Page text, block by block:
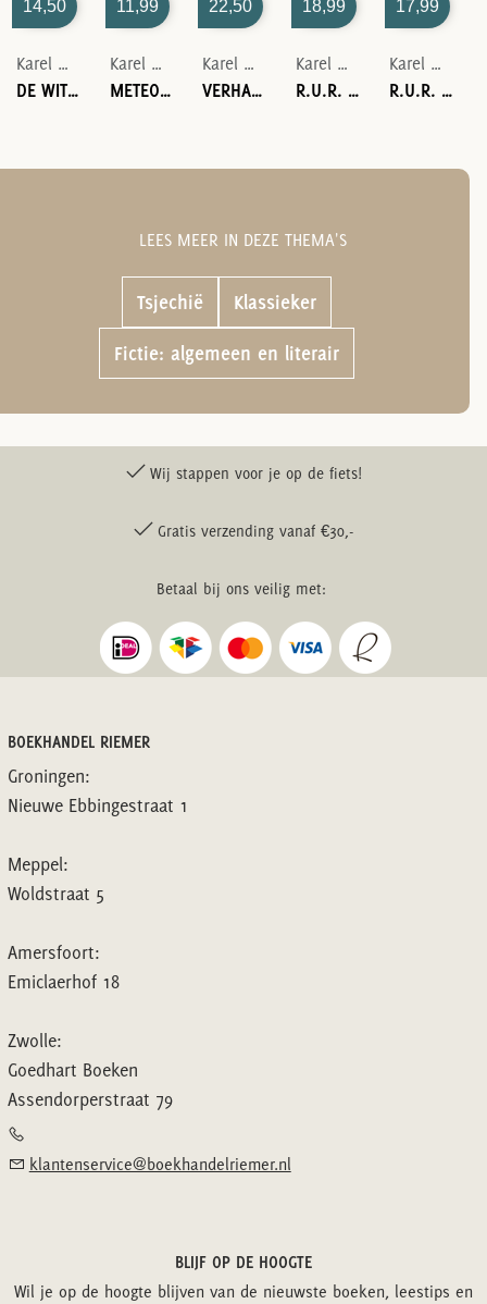
14,50
Karel Čapek
DE WITTE ZIEKTE
11,99
Karel Čapek
METEOOR
22,50
Karel Čapek
VERHALEN UIT DE LINKER- EN DE RECHTERZAK, PLUS 1
18,99
Karel Čapek
R.U.R. (ROSSUM’S UNIVERSAL ROBOTS)
17,99
Karel Čapek
R.U.R. – ROSSUM’S UNIVERSELE ROBOTS
Tsjechië Klassieker
Fictie: algemeen en literair
LEES MEER IN DEZE THEMA'S
Wij stappen voor je op de fiets!
Gratis verzending vanaf €30,-
Betaal bij ons veilig met:
BOEKHANDEL RIEMER
Groningen:
Nieuwe Ebbingestraat 1
Meppel:
Woldstraat 5
Amersfoort:
Emiclaerhof 18
Zwolle:
Goedhart Boeken
Assendorperstraat 79
klantenservice@boekhandelriemer.nl
BLIJF OP DE HOOGTE
Wil je op de hoogte blijven van de nieuwste boeken, leestips en